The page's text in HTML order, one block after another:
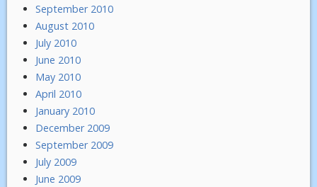
September 2010
August 2010
July 2010
June 2010
May 2010
April 2010
January 2010
December 2009
September 2009
July 2009
June 2009